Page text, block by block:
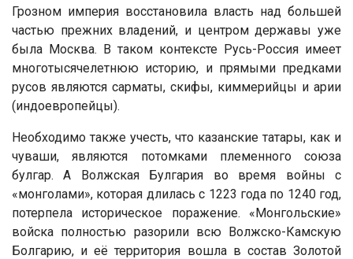
Грозном империя восстановила власть над большей
частью прежних владений, и центром державы уже
была Москва. В таком контексте Русь-Россия имеет
многотысячелетнюю историю, и прямыми предками
русов являются сарматы, скифы, киммерийцы и арии
(индоевропейцы).
Необходимо также учесть, что казанские татары, как и
чуваши, являются потомками племенного союза
булгар. А Волжская Булгария во время войны с
«монголами», которая длилась с 1223 года по 1240 год,
потерпела историческое поражение. «Монгольские»
войска полностью разорили всю Волжско-Камскую
Болгарию, и её территория вошла в состав Золотой